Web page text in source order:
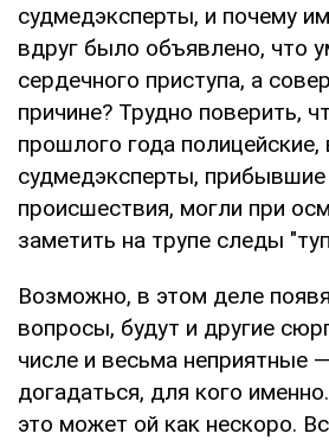
судмедэксперты, и почему
вдруг было объявлено, что
сердечного приступа, а
причине? Трудно поверить,
прошлого года полицейские,
судмедэксперты,
происшествия, могли при
заметить на трупе следы
Возможно, в этом деле
вопросы, будут и другие
числе и весьма неприятные
догадаться, для кого
это может ой как нескоро.